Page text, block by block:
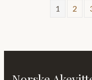
1 2